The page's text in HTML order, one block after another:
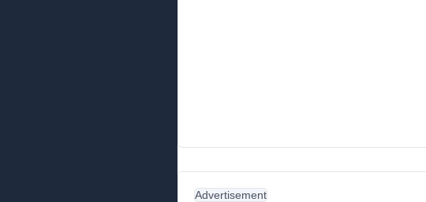
Advertisement